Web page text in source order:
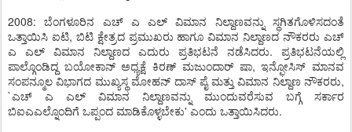
2008: ಬೆಂಗಳೂರಿನ ಎಚ್ ಎ ಎಲ್ ವಿಮಾನ ನಿಲ್ದಾಣವನ್ನು ಸ್ಥಗಿತಗೊಳಿಸದಂತೆ
ಒತ್ತಾಯಿಸಿ ಐಟಿ, ಬಿಟಿ ಕ್ಷೇತ್ರದ ಪ್ರಮುಖರು ಹಾಗೂ ವಿಮಾನ ನಿಲ್ದಾಣದ ನೌಕರರು ಎಚ್
ಎ ಎಲ್ ವಿಮಾನ ನಿಲ್ದಾಣದ ಎದುರು ಪ್ರತಿಭಟನೆ ನಡೆಸಿದರು. ಪ್ರತಿಭಟನೆಯಲ್ಲಿ
ಪಾಲ್ಗೊಂಡಿದ್ದ ಬಯೋಕಾನ್ ಅಧ್ಯಕ್ಷೆ ಕಿರಣ್ ಮಜುಂದಾರ್ ಷಾ, ಇನ್ಫೋಸಿಸ್ ಮಾನವ
ಸಂಪನ್ಮೂಲ ವಿಭಾಗದ ಮುಖ್ಯಸ್ಥ ಮೋಹನ್ ದಾಸ್ ಪೈ ಮತ್ತು ವಿಮಾನ ನಿಲ್ದಾಣ ನೌಕರರು,
`ಎಚ್ ಎ ಎಲ್ ವಿಮಾನ ನಿಲ್ದಾಣವನ್ನು ಮುಂದುವರೆಸುವ ಬಗ್ಗೆ ಸರ್ಕಾರ
ಬಿಐಎಎಲ್ನೊಂದಿಗೆ ಒಪ್ಪಂದ ಮಾಡಿಕೊಳ್ಳಬೇಕು' ಎಂದು ಒತ್ತಾಯಿಸಿದರು.